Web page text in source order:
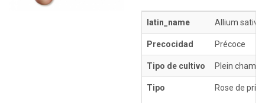
latin_name Allium
Precocidad Précoce
Tipo de cultivo Plein champ
Tipo Rose de